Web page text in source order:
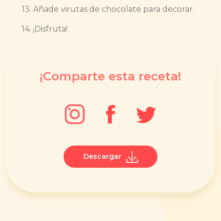
13. Añade virutas de chocolate para decorar.
14. ¡Disfruta!
¡Comparte esta receta!
Descargar